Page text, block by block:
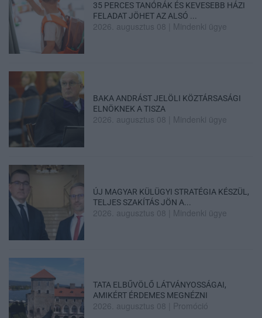
35 PERCES TANÓRÁK ÉS KEVESEBB HÁZI
FELADAT JÖHET AZ ALSÓ ...
2026. augusztus 08 Mindenki ügye
BAKA ANDRÁST JELÖLI KÖZTÁRSASÁGI
ELNÖKNEK A TISZA
2026. augusztus 08 Mindenki ügye
ÚJ MAGYAR KÜLÜGYI STRATÉGIA KÉSZÜL,
TELJES SZAKÍTÁS JÖN A...
2026. augusztus 08 Mindenki ügye
TATA ELBŰVÖLŐ LÁTVÁNYOSSÁGAI,
AMIKÉRT ÉRDEMES MEGNÉZNI
2026. augusztus 08 Promóció